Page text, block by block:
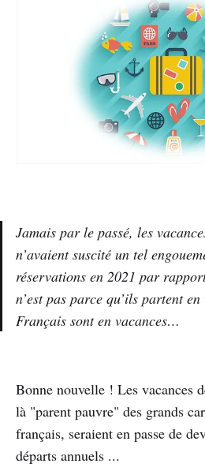
Jamais par le passé, les
n’avaient suscité un tel
réservations en 2021 par
n’est pas parce qu’ils partent
Français sont en vacances…
Bonne nouvelle ! Les vacances
là "parent pauvre" des grands
français, seraient en passe de
départs annuels ...